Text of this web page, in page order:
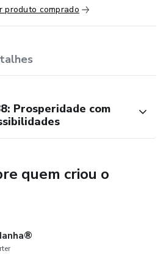
produto comprado
Prosperidade com
quem criou o